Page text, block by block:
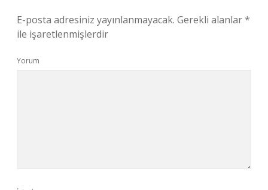
E-posta adresiniz yayınlanmayacak. Gerekli alanlar*
ile işaretlenmişlerdir
Yorum